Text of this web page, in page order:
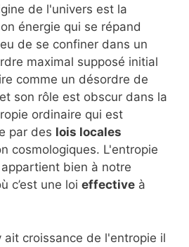
de l'univers est la
énergie qui se répand
de se confiner dans un
maximal supposé initial
comme un désordre de
son rôle est obscur dans la
ordinaire qui est
par des lois locales
cosmologiques. L'entropie
bien à notre
c’est une loi effective à
ait croissance de l'entropie il